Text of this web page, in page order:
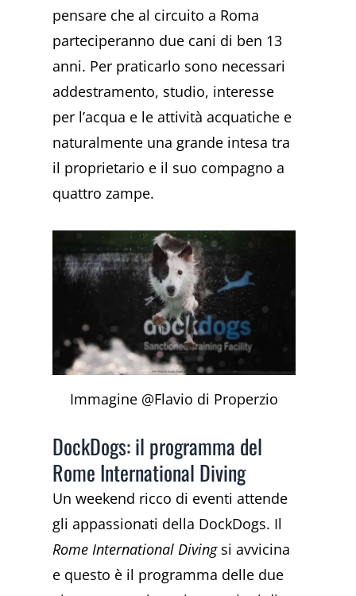
pensare che al circuito a Roma
parteciperanno due cani di ben 13
anni. Per praticarlo sono necessari
addestramento, studio, interesse
per l’acqua e le attività acquatiche e
naturalmente una grande intesa tra
il proprietario e il suo compagno a
quattro zampe.
Immagine @Flavio di Properzio
DockDogs: il programma del
Rome International Diving
Un weekend ricco di eventi attende
gli appassionati della DockDogs. Il
Rome International Diving si avvicina
e questo è il programma delle due